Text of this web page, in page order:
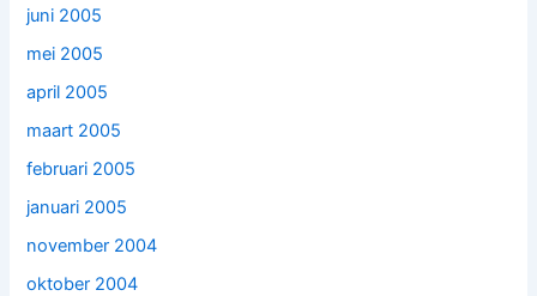
juni 2005
mei 2005
april 2005
maart 2005
februari 2005
januari 2005
november 2004
oktober 2004